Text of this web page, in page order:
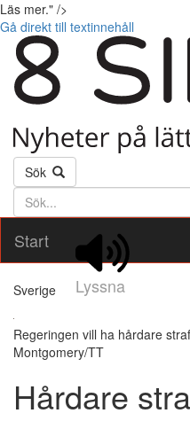
Läs mer." />
Gå direkt till textinnehåll
Sök
Söktext
Start
Lyssna
Sverige
Regeringen vill ha hårdare
Montgomery/TT
Hårdare